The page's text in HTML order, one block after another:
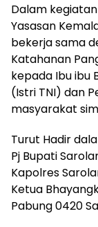
Dalam
Yasasan
bekerja sama
Katahanan
kepada Ibu ibu
(Istri TNI) dan
masyarakat
Turut Hadir
Pj Bupati
Kapolres
Ketua
Pabung 0420